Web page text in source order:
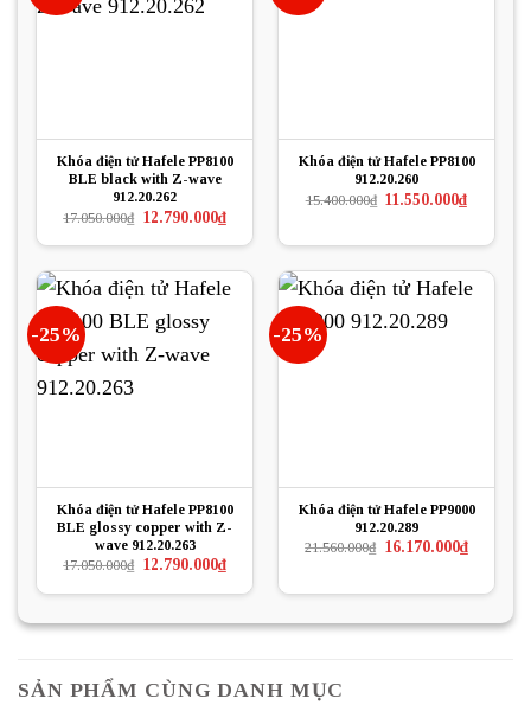
Khóa điện tử Hafele PP8100
BLE black with Z-wave
912.20.262
17.050.000₫ Giá
là:
12.790.000₫Giá
hiện
tại
12.790.000₫.
Khóa điện tử Hafele PP8100
912.20.260
15.400.000₫ Giá
11.550.000₫Giá
hiện
-25%
Khóa điện tử Hafele PP8100
BLE glossy copper with Z-
wave 912.20.263
17.050.000₫ Giá
là:
12.790.000₫Giá
hiện
tại
12.790.000₫.
-25%
Khóa điện tử Hafele PP9000
912.20.289
21.560.000₫ Giá
16.170.000₫Giá
hiện
SẢN PHẨM CÙNG DANH MỤC